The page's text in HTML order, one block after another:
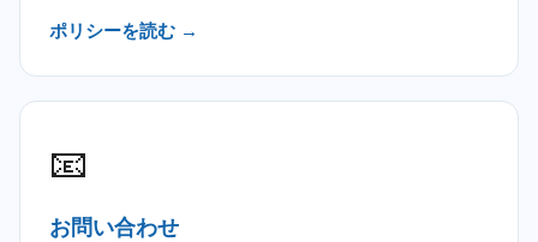
ポリシーを読む →
📧
お問い合わせ